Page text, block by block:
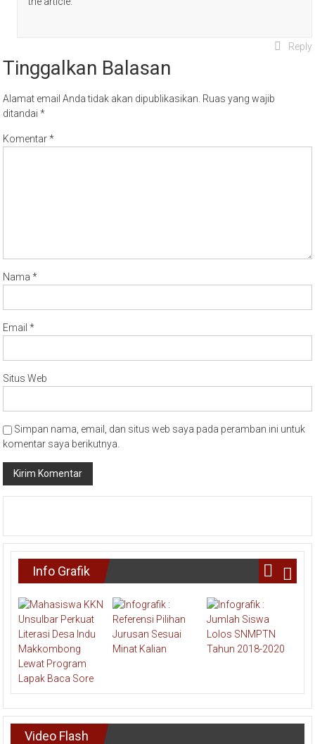
Reply
Tinggalkan Balasan
Alamat email Anda tidak akan dipublikasikan. Ruas yang wajib
ditandai*
Komentar*
Nama*
Email*
Situs Web
Simpan nama, email, dan situs web saya pada peramban ini untuk
komentar saya berikutnya.
Info Grafik
Video Flash